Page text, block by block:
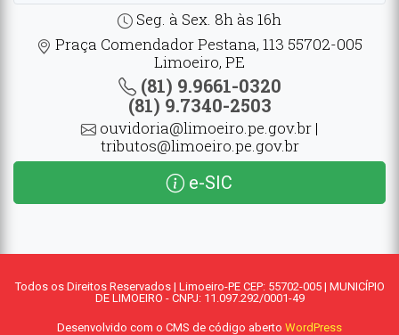
Seg. à Sex. 8h às 16h
Praça Comendador Pestana, 113 55702-005
Limoeiro, PE
(81) 9.9661-0320
(81) 9.7340-2503
ouvidoria@limoeiro.pe.gov.br |
tributos@limoeiro.pe.gov.br
e-SIC
Todos os Direitos Reservados | Limoeiro-PE CEP: 55702-005 | MUNICÍPIO
DE LIMOEIRO - CNPJ: 11.097.292/0001-49
Desenvolvido com o CMS de código aberto WordPress